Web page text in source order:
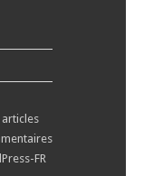
articles
FR